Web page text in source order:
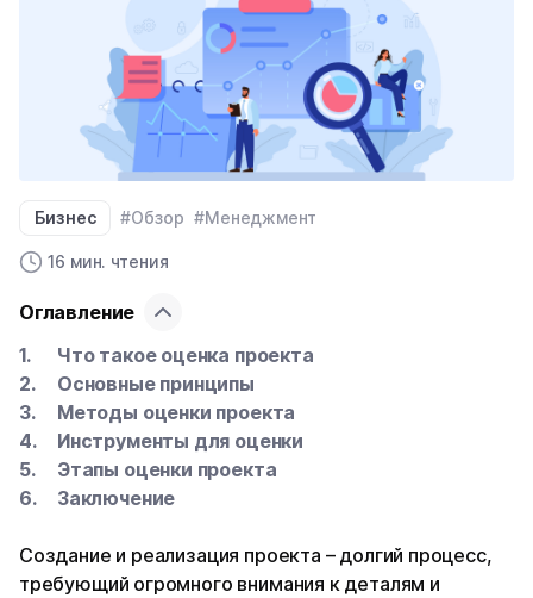
Бизнес #Обзор #Менеджмент
16 мин. чтения
Оглавление
Что такое оценка проекта
Основные принципы
Методы оценки проекта
Инструменты для оценки
Этапы оценки проекта
Заключение
Создание и реализация проекта – долгий процесс,
требующий огромного внимания к деталям и